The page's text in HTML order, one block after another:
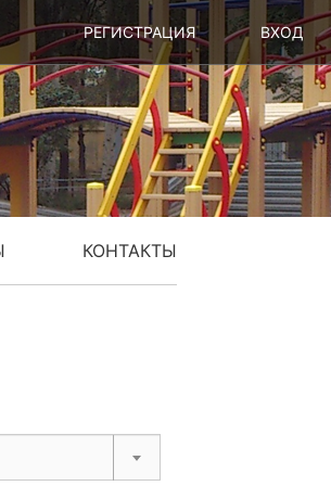
РЕГИСТРАЦИЯ ВХОД
КОНТАКТЫ